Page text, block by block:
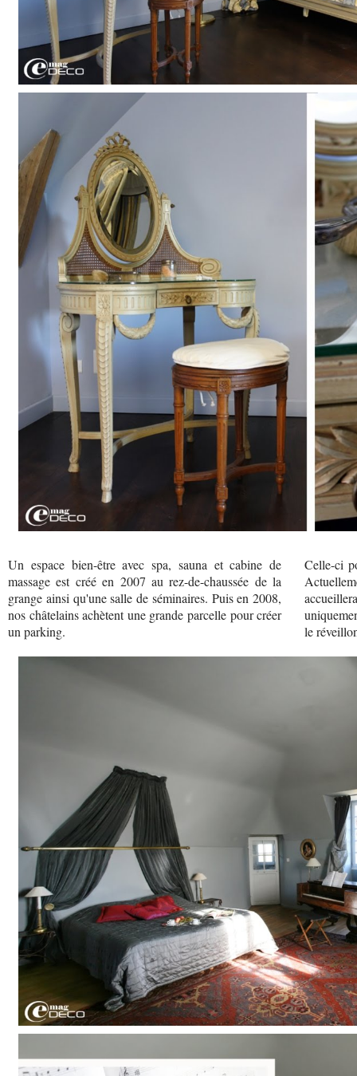
Un espace bien-être avec spa, sauna et cabine de
massage est créé en 2007 au rez-de-chaussée de la
grange ainsi qu'une salle de séminaires. Puis en 2008,
nos châtelains achètent une grande parcelle pour créer
un parking.
Celle-ci
le